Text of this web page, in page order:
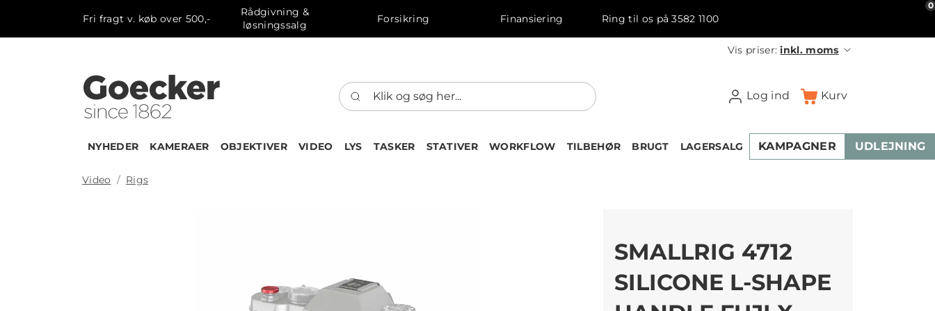
Fri fragt v. køb over 500,-
Rådgivning &
løsningssalg
Forsikring Finansiering Ring til os på 3582 1100
Vis priser:inkl. moms
Log ind Kurv
0
NYHEDER KAMERAER OBJEKTIVER VIDEO LYS TASKER STATIVER WORKFLOW TILBEHØR BRUGT LAGERSALG KAMPAGNER UDLEJNING
Video Rigs
SMALLRIG 4712
SILICONE L-SHAPE